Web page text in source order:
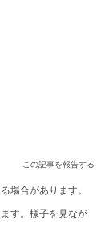
この記事を報告する
場合があります。
す。様子を見なが